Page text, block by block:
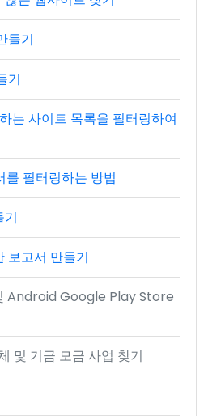
들기
기
는 사이트 목록을 필터링하여
를 필터링하는 방법
기
보고서 만들기
Android Google Play Store
및 기금 모금 사업 찾기